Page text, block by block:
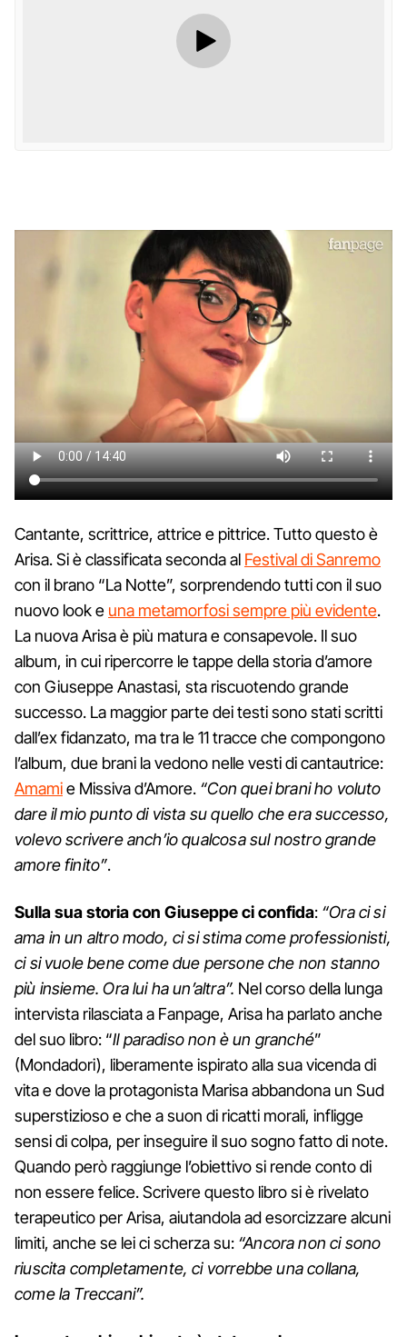
Cantante, scrittrice, attrice e pittrice. Tutto questo è
Arisa. Si è classificata seconda al Festival di Sanremo
con il brano “La Notte”, sorprendendo tutti con il suo
nuovo look e una metamorfosi sempre più evidente.
La nuova Arisa è più matura e consapevole. Il suo
album, in cui ripercorre le tappe della storia d’amore
con Giuseppe Anastasi, sta riscuotendo grande
successo. La maggior parte dei testi sono stati scritti
dall’ex fidanzato, ma tra le 11 tracce che compongono
l’album, due brani la vedono nelle vesti di cantautrice:
Amamie Missiva d’Amore. “Con quei brani ho voluto
dare il mio punto di vista su quello che era successo,
volevo scrivere anch’io qualcosa sul nostro grande
amore finito”.
Sulla sua storia con Giuseppe ci confida: “Ora ci si
ama in un altro modo, ci si stima come professionisti,
ci si vuole bene come due persone che non stanno
più insieme. Ora lui ha un’altra”. Nel corso della lunga
intervista rilasciata a Fanpage, Arisa ha parlato anche
del suo libro: “Il paradiso non è un granché”
(Mondadori), liberamente ispirato alla sua vicenda di
vita e dove la protagonista Marisa abbandona un Sud
superstizioso e che a suon di ricatti morali, infligge
sensi di colpa, per inseguire il suo sogno fatto di note.
Quando però raggiunge l’obiettivo si rende conto di
non essere felice. Scrivere questo libro si è rivelato
terapeutico per Arisa, aiutandola ad esorcizzare alcuni
limiti, anche se lei ci scherza su: “Ancora non ci sono
riuscita completamente, ci vorrebbe una collana,
come la Treccani”.